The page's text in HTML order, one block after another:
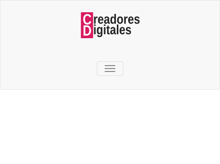
TOGGLE NAVIGATION